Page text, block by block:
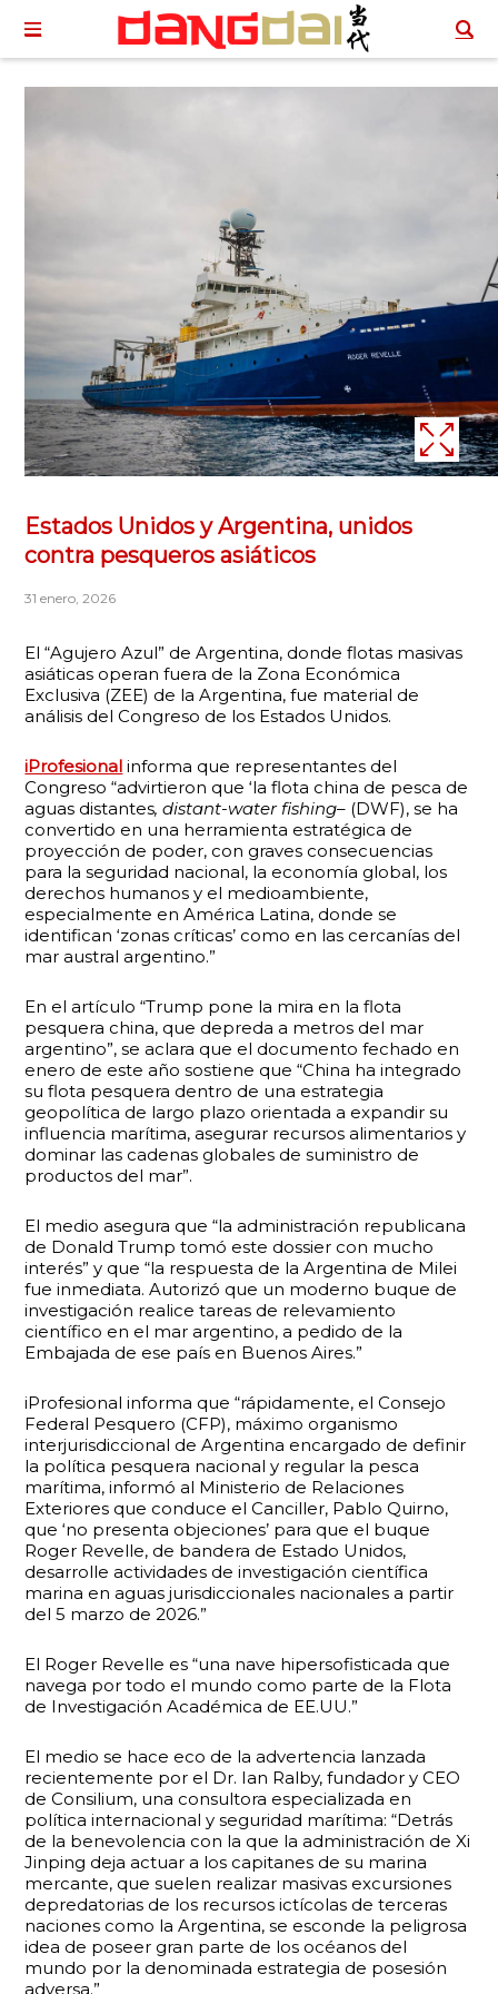
Estados Unidos y Argentina, unidos
contra pesqueros asiáticos
31 enero, 2026
El “Agujero Azul” de Argentina, donde flotas masivas
asiáticas operan fuera de la Zona Económica
Exclusiva (ZEE) de la Argentina, fue material de
análisis del Congreso de los Estados Unidos.
iProfesional informa que representantes del
Congreso “advirtieron que ‘la flota china de pesca de
aguas distantes, distant-water fishing– (DWF), se ha
convertido en una herramienta estratégica de
proyección de poder, con graves consecuencias
para la seguridad nacional, la economía global, los
derechos humanos y el medioambiente,
especialmente en América Latina, donde se
identifican ‘zonas críticas’ como en las cercanías del
mar austral argentino.”
En el artículo “Trump pone la mira en la flota
pesquera china, que depreda a metros del mar
argentino”, se aclara que el documento fechado en
enero de este año sostiene que “China ha integrado
su flota pesquera dentro de una estrategia
geopolítica de largo plazo orientada a expandir su
influencia marítima, asegurar recursos alimentarios y
dominar las cadenas globales de suministro de
productos del mar”.
El medio asegura que “la administración republicana
de Donald Trump tomó este dossier con mucho
interés” y que “la respuesta de la Argentina de Milei
fue inmediata. Autorizó que un moderno buque de
investigación realice tareas de relevamiento
científico en el mar argentino, a pedido de la
Embajada de ese país en Buenos Aires.”
iProfesional informa que “rápidamente, el Consejo
Federal Pesquero (CFP), máximo organismo
interjurisdiccional de Argentina encargado de definir
la política pesquera nacional y regular la pesca
marítima, informó al Ministerio de Relaciones
Exteriores que conduce el Canciller, Pablo Quirno,
que ‘no presenta objeciones’ para que el buque
Roger Revelle, de bandera de Estado Unidos,
desarrolle actividades de investigación científica
marina en aguas jurisdiccionales nacionales a partir
del 5 marzo de 2026.”
El Roger Revelle es “una nave hipersofisticada que
navega por todo el mundo como parte de la Flota
de Investigación Académica de EE.UU.”
El medio se hace eco de la advertencia lanzada
recientemente por el Dr. Ian Ralby, fundador y CEO
de Consilium, una consultora especializada en
política internacional y seguridad marítima: “Detrás
de la benevolencia con la que la administración de Xi
Jinping deja actuar a los capitanes de su marina
mercante, que suelen realizar masivas excursiones
depredatorias de los recursos ictícolas de terceras
naciones como la Argentina, se esconde la peligrosa
idea de poseer gran parte de los océanos del
mundo por la denominada estrategia de posesión
adversa.”